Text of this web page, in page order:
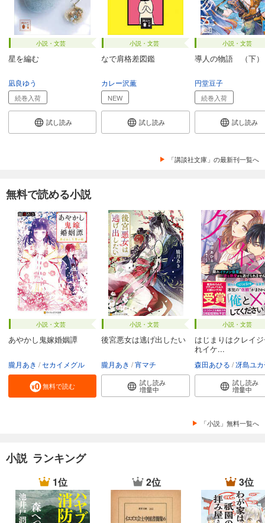
小説・文芸
星を編む
凪良ゆう
続巻入荷
試し読み
小説・文芸
なで肩格差図鑑
カレー沢薫
NEW
試し読み
小説・文芸
導人の物語 （下）
円堂豆子
続巻入荷
試し読み
「講談社文庫」の最新刊一覧へ
無料で読める小説
小説・文芸
あやかし鬼嫁婚姻譚
朧月あき セカイメグル
無料で読む
小説・文芸
後宮悪女は逃げ出したい
朧月あき 宵マチ
試し読み
増量中
小説・文芸
はじまりはクレイ
れイケ...
森田あひる 冴島ユ
試し読み
増量中
「小説」無料一覧へ
小説 ランキング
1位 2位 3位